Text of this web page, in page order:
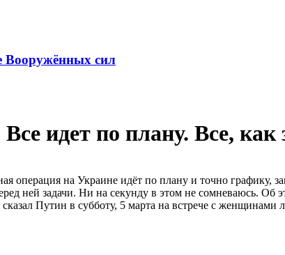
Вооружённых сил
идет по плану. Все, как
операция на Украине идёт по плану и точно графику,
ней задачи. Ни на секунду в этом не сомневаюсь. Об
Путин в субботу, 5 марта на встрече с женщинами